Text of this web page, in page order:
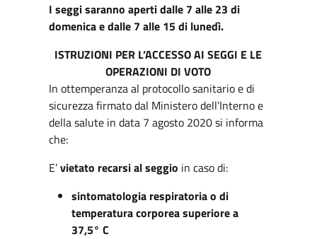
I seggi saranno aperti dalle 7 alle 23 di
domenica e dalle 7 alle 15 di lunedì.
ISTRUZIONI PER L’ACCESSO AI SEGGI E LE
OPERAZIONI DI VOTO
In ottemperanza al protocollo sanitario e di
sicurezza firmato dal Ministero dell’Interno e
della salute in data 7 agosto 2020 si informa
che:
E’vietato recarsi al seggio in caso di:
sintomatologia respiratoria o di
temperatura corporea superiore a
37,5° C